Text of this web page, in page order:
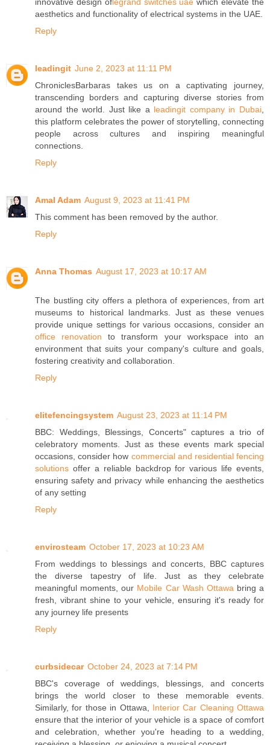
aesthetics and functionality of electrical systems in the UAE.
Reply
leadingit June 2, 2023 at 11:11 PM
ChroniclesBarbaras takes us on a captivating journey,
transcending borders and capturing diverse stories from
around the world. Just like a leadingit company in Dubai
this platform celebrates the power of storytelling, connecting
people across cultures and inspiring meaningful
connections.
Reply
Amal Adam August 9, 2023 at 11:41 PM
This comment has been removed by the author.
Reply
Anna Thomas August 17, 2023 at 10:17 AM
The bustling city offers a plethora of experiences, from art
museums to historical landmarks. Just as these venues
provide unique settings for various occasions, consider an
office renovation to transform your workspace into an
environment that suits your company's culture and goals,
fostering creativity and collaboration.
Reply
elitefencingsystem August 23, 2023 at 11:14 PM
BBC: Weddings, Blessings, Concerts" captures a trio of
celebratory moments. Just as these events mark special
occasions, consider how commercial and residential fencing
solutions offer a reliable backdrop for various life events,
ensuring safety and privacy while enhancing the aesthetics
of any setting
Reply
envirosteam October 17, 2023 at 10:23 AM
From weddings to blessings and concerts, BBC captures
the diverse tapestry of life. Just as they celebrate
meaningful moments, our Mobile Car Wash Ottawa bring a
fresh, vibrant shine to your vehicle, ensuring it's ready for
any journey life presents
Reply
curbsidecar October 24, 2023 at 7:14 PM
BBC's coverage of weddings, blessings, and concerts
brings the world closer to these memorable events.
Similarly, for those in Ottawa, Interior Car Cleaning Ottawa
ensure that the interior of your vehicle is a space of comfort
and celebration, whether you're heading to a wedding,